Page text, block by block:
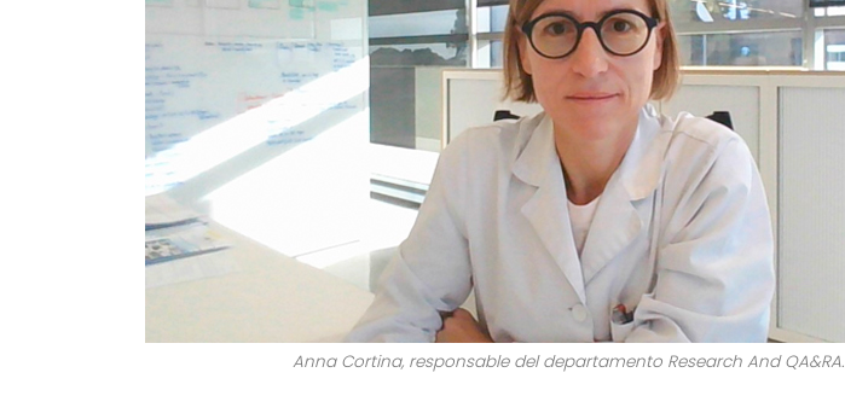
Anna Cortina, responsable del departamento Research And QA&RA.